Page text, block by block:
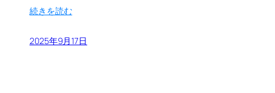
続きを読む:
か
2025年9月17日